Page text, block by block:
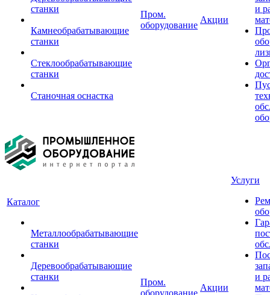
станки
Камнеобрабатывающие
станки
Стеклообрабатывающие
станки
Станочная оснастка
Пром.
оборудование
Акции
и
Каталог
Металлообрабатывающие
станки
Деревообрабатывающие
станки
Пром.
оборудование
Акции
Услуги
и